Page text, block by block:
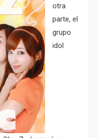
otra
parte, el
grupo
idol